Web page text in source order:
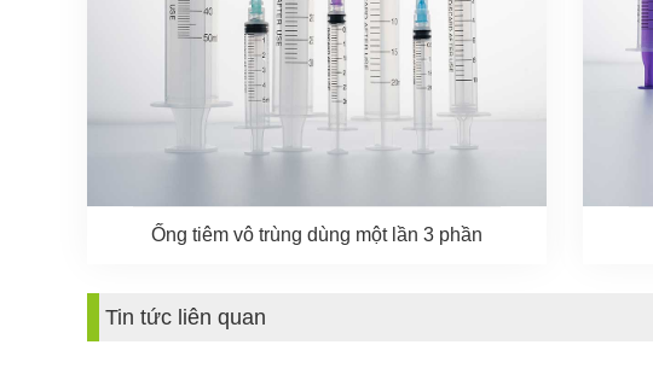
Ống tiêm vô trùng dùng một lần 3 phần
Tin tức liên quan